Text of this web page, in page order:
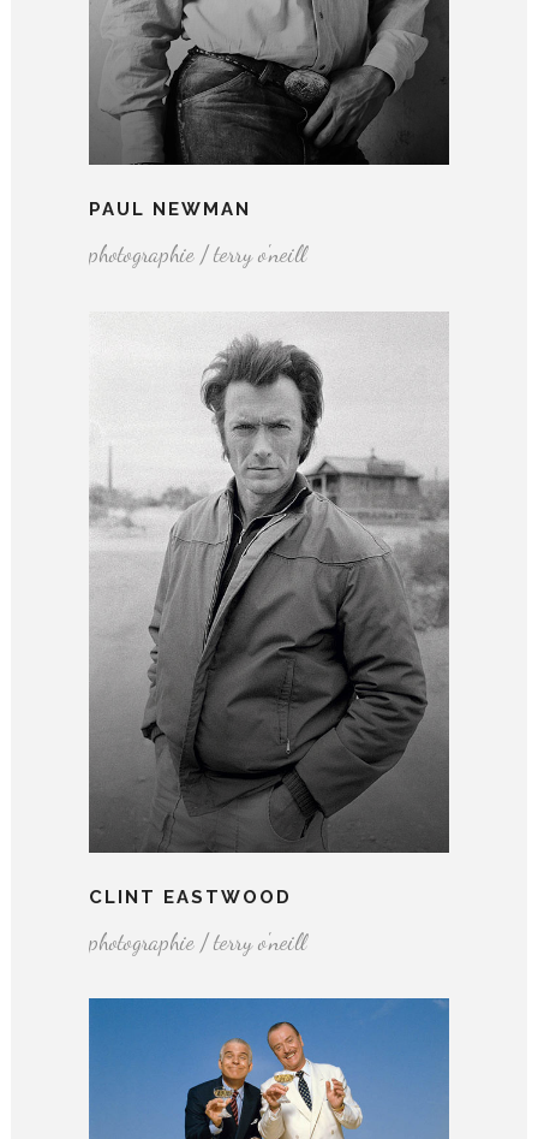
PAUL NEWMAN
photographie / terry o'neill
CLINT EASTWOOD
photographie / terry o'neill